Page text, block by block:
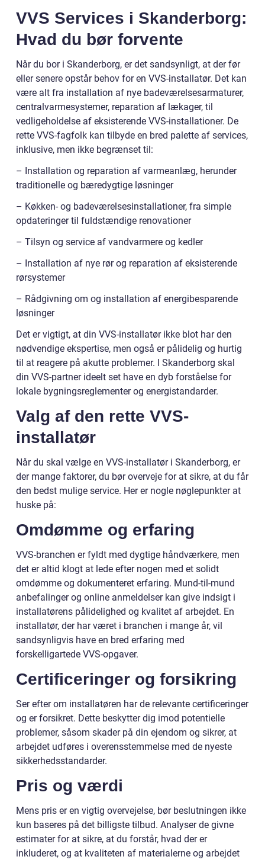
VVS Services i Skanderborg:
Hvad du bør forvente
Når du bor i Skanderborg, er det sandsynligt, at der før
eller senere opstår behov for en VVS-installatør. Det kan
være alt fra installation af nye badeværelsesarmaturer,
centralvarmesystemer, reparation af lækager, til
vedligeholdelse af eksisterende VVS-installationer. De
rette VVS-fagfolk kan tilbyde en bred palette af services,
inklusive, men ikke begrænset til:
– Installation og reparation af varmeanlæg, herunder
traditionelle og bæredygtige løsninger
– Køkken- og badeværelsesinstallationer, fra simple
opdateringer til fuldstændige renovationer
– Tilsyn og service af vandvarmere og kedler
– Installation af nye rør og reparation af eksisterende
rørsystemer
– Rådgivning om og installation af energibesparende
løsninger
Det er vigtigt, at din VVS-installatør ikke blot har den
nødvendige ekspertise, men også er pålidelig og hurtig
til at reagere på akutte problemer. I Skanderborg skal
din VVS-partner ideelt set have en dyb forståelse for
lokale bygningsreglementer og energistandarder.
Valg af den rette VVS-
installatør
Når du skal vælge en VVS-installatør i Skanderborg, er
der mange faktorer, du bør overveje for at sikre, at du får
den bedst mulige service. Her er nogle nøglepunkter at
huske på:
Omdømme og erfaring
VVS-branchen er fyldt med dygtige håndværkere, men
det er altid klogt at lede efter nogen med et solidt
omdømme og dokumenteret erfaring. Mund-til-mund
anbefalinger og online anmeldelser kan give indsigt i
installatørens pålidelighed og kvalitet af arbejdet. En
installatør, der har været i branchen i mange år, vil
sandsynligvis have en bred erfaring med
forskelligartede VVS-opgaver.
Certificeringer og forsikring
Ser efter om installatøren har de relevante certificeringer
og er forsikret. Dette beskytter dig imod potentielle
problemer, såsom skader på din ejendom og sikrer, at
arbejdet udføres i overensstemmelse med de nyeste
sikkerhedsstandarder.
Pris og værdi
Mens pris er en vigtig overvejelse, bør beslutningen ikke
kun baseres på det billigste tilbud. Analyser de givne
estimater for at sikre, at du forstår, hvad der er
inkluderet, og at kvaliteten af materialerne og arbejdet